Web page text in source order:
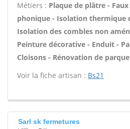
Métiers : Plaque de plâtre -
phonique - Isolation thermique
Isolation des combles non
Peinture décorative - Enduit -
Cloisons - Rénovation de
Voir la fiche artisan : Bs21
Sarl sk fermetures